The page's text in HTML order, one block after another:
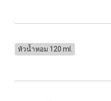
หัวน้ำหอม 120 ml.